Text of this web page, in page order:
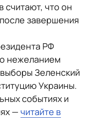
считают, что он
завершения
РФ
нежеланием
Зеленский
Украины.
событиях и
— читайте в